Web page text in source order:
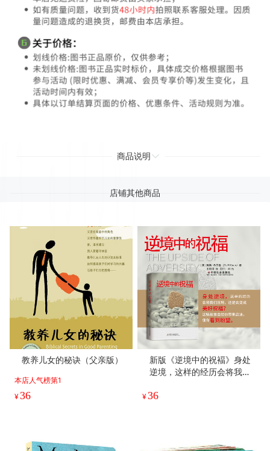
商品说明
店铺其他商品
教养儿女的秘诀（父亲版）
本店人气榜第1
¥36
新版《逆境中的祝褔》身处
逆境，这样的经历会将我们
福？这些故事会给你带来启
¥36